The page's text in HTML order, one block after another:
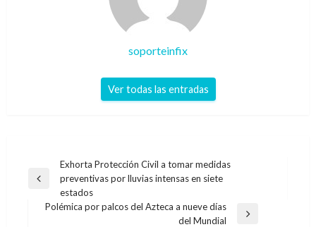
soporteinfix
Ver todas las entradas
Navegación
de
entradas
Entrada
Exhorta Protección Civil a tomar medidas
preventivas por lluvias intensas en siete
estados
Polémica por palcos del Azteca a nueve días
del Mundial